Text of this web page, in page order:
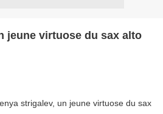
jeune virtuose du sax alto